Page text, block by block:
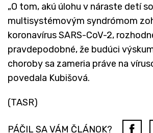
„O tom, akú úlohu v náraste detí
multisystémovým syndrómom
koronavírus SARS-CoV-2,
pravdepodobné, že budúci
choroby sa zameria práve na
povedala Kubišová.
(TASR)
PÁČIL SA VÁM ČLÁNOK?